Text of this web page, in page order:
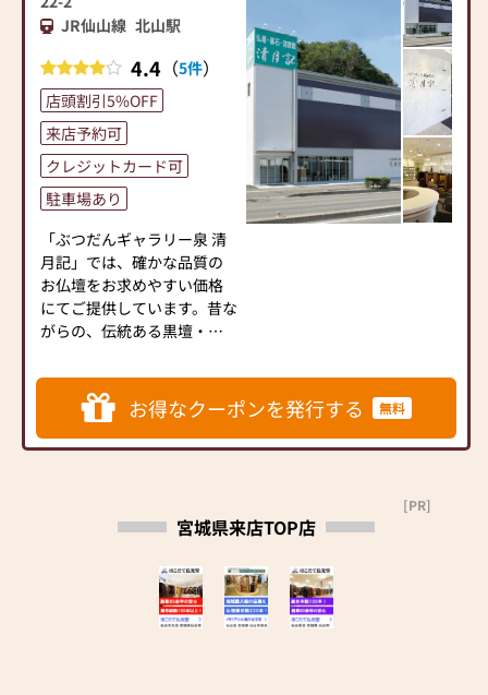
※ほこだて仏光堂は「安
心」「公正」の仏壇公正取
引協議会 加盟店舗です
≪ 安心してご来店いただく
為に≫
ほこだて仏光堂は新型コロ
ナウイルス感染拡大防止に
■従業員はマスクを着用し
ます
■従業員は手洗い・うが
い、出社前の検温を実施し
ます
す
■店内に飛沫防止パネルを
設置します
■定期的に店内消毒を実施
■お客様ご来店時に検温と
アルコール消毒をお願いし
です。
ー太白 清月記」では、確か
な品質のお仏壇をお求めや
すい価格にてご提供してい
ます。昔ながらの、伝統ある
黒壇・紫壇のお仏壇はもち
ろん、お部屋の雰囲気に合
わせてお選びいただける家
具調仏壇など、たくさんのお
仏壇を揃えております。「ぶ
つだんギャラリー太白 清月
記」ショールームへ是非お
越し下さい。
JR仙山線 北山駅
4.4 （5件）
店頭割引5%OFF
来店予約可
クレジットカード可
駐車場あり
「ぶつだんギャラリー泉 清
月記」では、確かな品質の
お仏壇をお求めやすい価格
にてご提供しています。昔な
がらの、伝統ある黒壇・紫
部屋の雰囲気に合わせてお
選びいただける家具調仏壇
など、たくさんのお仏壇を揃
えております。「ぶつだんギ
お得なクーポンを発行する 無料
宮城県来店TOP店
[PR]